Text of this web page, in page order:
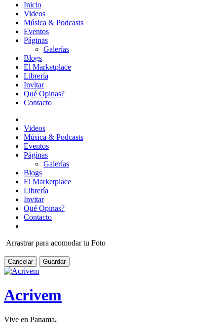
Inicio
Videos
Música & Podcasts
Eventos
Páginas
Galerías
Blogs
El Marketplace
Librería
Invitar
Qué Opinas?
Contacto
Videos
Música & Podcasts
Eventos
Páginas
Galerías
Blogs
El Marketplace
Librería
Invitar
Qué Opinas?
Contacto
Arrastrar para acomodar tu Foto
Cancelar Guardar
Acrivem
Vive en Panama.